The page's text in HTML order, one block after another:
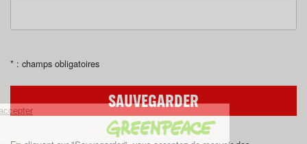
* : champs obligatoires
SAUVEGARDER